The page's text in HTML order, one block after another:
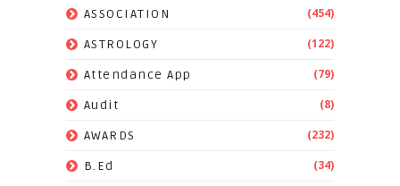
ASSOCIATION (454)
ASTROLOGY (122)
Attendance App (79)
Audit (8)
AWARDS (232)
B.Ed (34)